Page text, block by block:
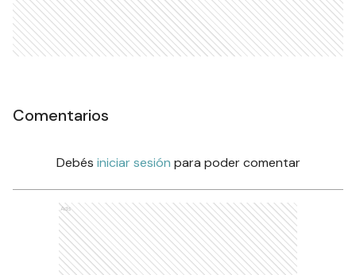
Comentarios
Debés iniciar sesión para poder comentar
Ads